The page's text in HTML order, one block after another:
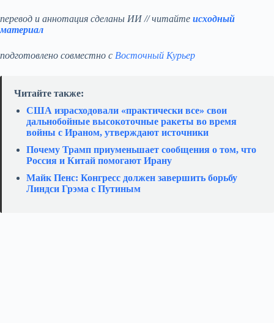
перевод и аннотация сделаны ИИ // читайте исходный
материал
подготовлено совместно с Восточный Курьер
Читайте также:
США израсходовали «практически все» свои
дальнобойные высокоточные ракеты во время
войны с Ираном, утверждают источники
Почему Трамп приуменьшает сообщения о том, что
Россия и Китай помогают Ирану
Майк Пенс: Конгресс должен завершить борьбу
Линдси Грэма с Путиным